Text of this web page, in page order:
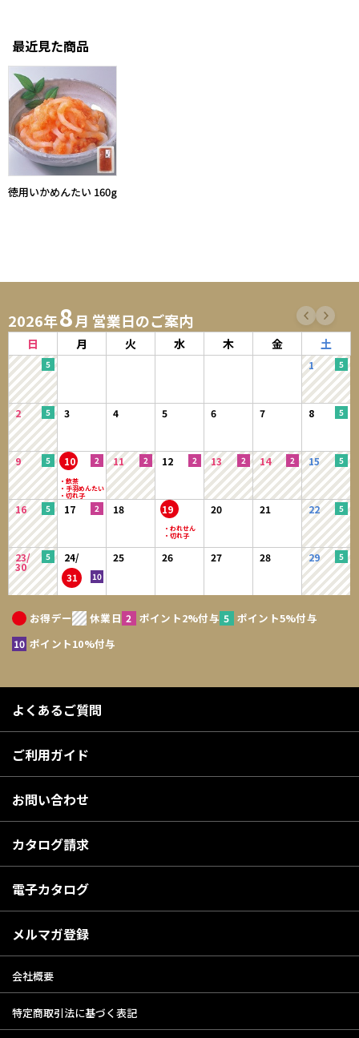
最近見た商品
徳用いかめんたい 160g
2026年8月 営業日のご案内
日 月 火 水 木 金 土
1
2 3 4 5 6 7 8
9 10 11 12 13 14 15
16 17 18 19 20 21 22
23/
30
24/
31
25 26 27 28 29
お得デー 休業日 ポイント2%付与
ポイント5%付与
ポイント10%付与
よくあるご質問
ご利用ガイド
お問い合わせ
カタログ請求
電子カタログ
メルマガ登録
会社概要
特定商取引法に基づく表記